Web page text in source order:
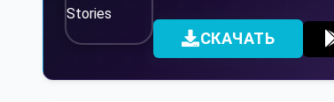
СКАЧАТЬ